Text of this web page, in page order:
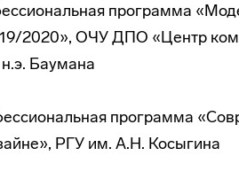
программа
2020», ОЧУ ДПО «Центр
Баумана
программа
РГУ им. А.Н. Косыгина